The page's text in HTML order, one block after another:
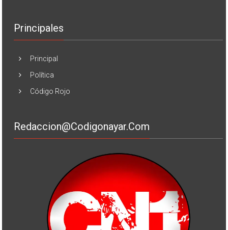
Principales
Principal
Política
Código Rojo
Redaccion@codigonayar.com